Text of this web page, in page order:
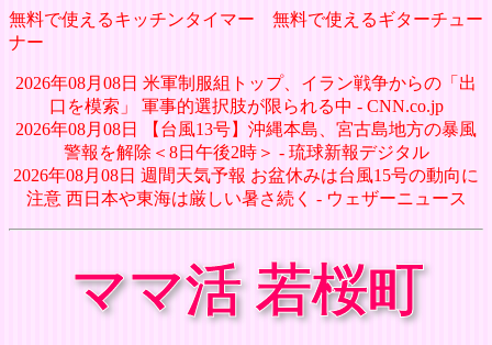
無料で使えるキッチンタイマー
無料で使えるギターチュー
ナー
2026年08月08日 米軍制服組トップ、イラン戦争からの「出
口を模索」 軍事的選択肢が限られる中 - CNN.co.jp
2026年08月08日 【台風13号】沖縄本島、宮古島地方の暴風
警報を解除＜8日午後2時＞ - 琉球新報デジタル
2026年08月08日 週間天気予報 お盆休みは台風15号の動向に
注意 西日本や東海は厳しい暑さ続く - ウェザーニュース
ママ活 若桜町